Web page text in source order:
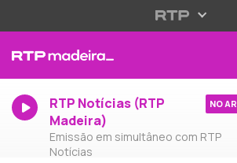
RTP Notícias (RTP
Madeira)
Emissão em simultâneo com RTP
Notícias
NO AR